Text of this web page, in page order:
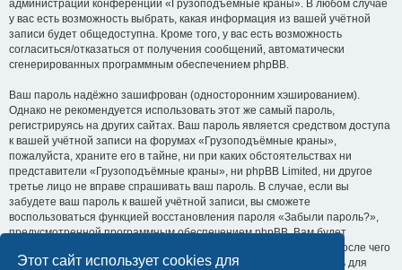
Этот сайт использует cookies для
администрации конференции «Грузоподъёмные краны». В любом случае
у вас есть возможность выбрать, какая информация из вашей учётной
записи будет общедоступна. Кроме того, у вас есть возможность
согласиться/отказаться от получения сообщений, автоматически
сгенерированных программным обеспечением phpBB.
Ваш пароль надёжно зашифрован (односторонним хэшированием).
Однако не рекомендуется использовать этот же самый пароль,
регистрируясь на других сайтах. Ваш пароль является средством доступа
к вашей учётной записи на форумах «Грузоподъёмные краны»,
пожалуйста, храните его в тайне, ни при каких обстоятельствах ни
представители «Грузоподъёмные краны», ни phpBB Limited, ни другое
третье лицо не вправе спрашивать ваш пароль. В случае, если вы
забудете ваш пароль к вашей учётной записи, вы сможете
воспользоваться функцией восстановления пароля «Забыли пароль?»,
предусмотренной программным обеспечением phpBB. Вам будет
необходимо ввести ваше имя пользователя и ваш адрес email, после чего
программное обеспечение phpBB сгенерирует вам новый пароль для